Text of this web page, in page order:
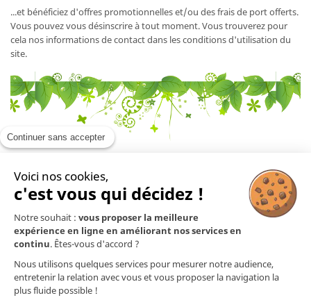
Continuer sans accepter
Voici nos cookies,
c'est vous qui décidez !
Notre souhait : vous proposer la meilleure
expérience en ligne en améliorant nos services en
continu. Êtes-vous d'accord ?
Nous utilisons quelques services pour mesurer notre audience,
entretenir la relation avec vous et vous proposer la navigation la
plus fluide possible !
...et bénéficiez d'offres promotionnelles et/ou des frais de port offerts.
Vous pouvez vous désinscrire à tout moment. Vous trouverez pour
cela nos informations de contact dans les conditions d'utilisation du
site.
En savoir plus 
Mentions légales
Nos produits
Contact